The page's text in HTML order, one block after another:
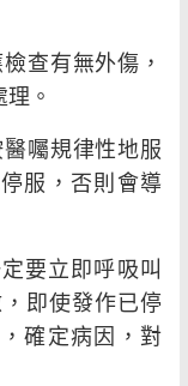
查有無外傷，
。
囑規律性地服
服，否則會導
要立即呼吸叫
即使發作已停
確定病因，對